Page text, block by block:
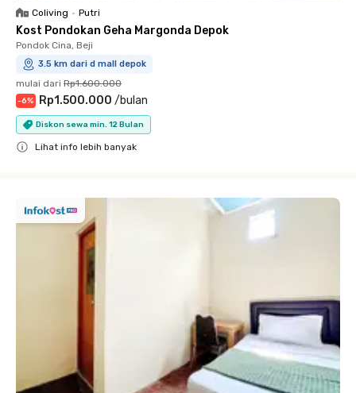
Coliving • Putri
Kost Pondokan Geha Margonda Depok
Pondok Cina, Beji
3.5 km dari d mall depok
mulai dari Rp1.600.000
-6% Rp1.500.000 /bulan
Diskon sewa min. 12 Bulan
Lihat info lebih banyak